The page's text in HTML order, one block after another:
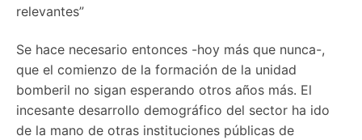
relevantes”
Se hace necesario entonces -hoy más que nunca-,
que el comienzo de la formación de la unidad
bomberil no sigan esperando otros años más. El
incesante desarrollo demográfico del sector ha ido
de la mano de otras instituciones públicas de